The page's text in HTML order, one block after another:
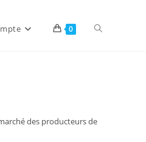
0 Toggle
search
des producteurs de